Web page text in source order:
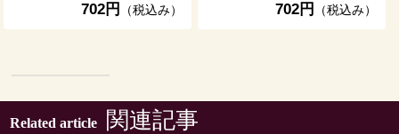
702円 （税込み） 702円 （税込み）
Related article 関連記事